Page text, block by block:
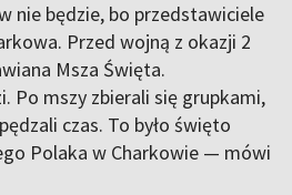
nie będzie, bo przedstawiciele
Przed wojną z okazji 2
Msza Święta.
Po mszy zbierali się grupkami,
czas. To było święto
Polaka w Charkowie — mówi